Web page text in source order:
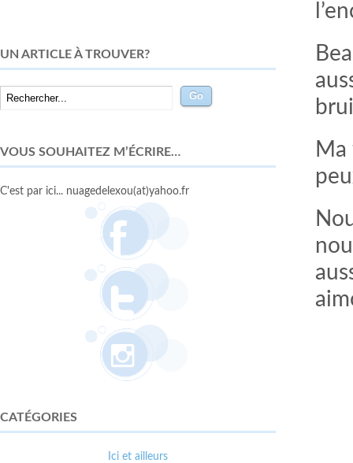
UN ARTICLE À TROUVER?
VOUS SOUHAITEZ M’ÉCRIRE…
C'est par ici... nuagedelexou(at)yahoo.fr
CATÉGORIES
Ici et ailleurs